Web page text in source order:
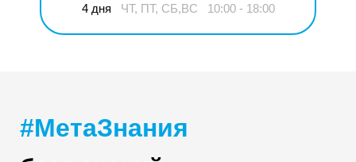
4 дня ЧТ, ПТ, СБ,ВС 10:00 - 18:00
#МетаЗнания